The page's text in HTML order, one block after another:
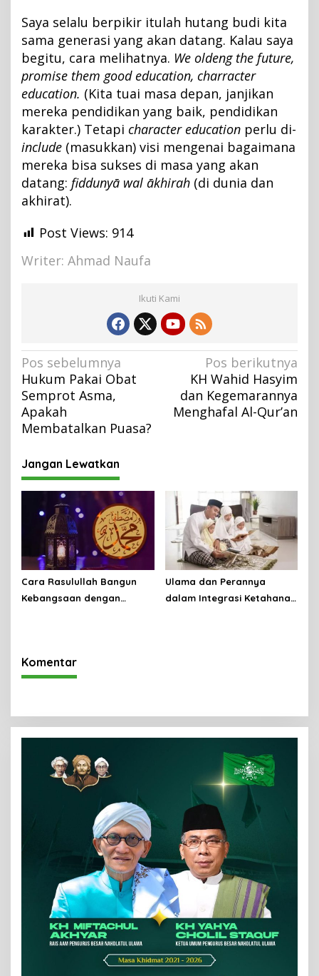
Saya selalu berpikir itulah hutang budi kita
sama generasi yang akan datang. Kalau saya
begitu, cara melihatnya. We oldeng the future,
promise them good education, charracter
education. (Kita tuai masa depan, janjikan
mereka pendidikan yang baik, pendidikan
karakter.) Tetapi character education perlu di-
include (masukkan) visi mengenai bagaimana
mereka bisa sukses di masa yang akan
datang: fiddunyā wal ākhirah (di dunia dan
akhirat).
Post Views: 914
Writer: Ahmad Naufa
Ikuti Kami
N
a
v
i
a
s
o
s
Pos sebelumnya
Hukum Pakai Obat
Semprot Asma,
Apakah
Membatalkan Puasa?
Pos berikutnya
KH Wahid Hasyim
dan Kegemarannya
Menghafal Al-Qur’an
Jangan Lewatkan
Cara Rasulullah Bangun
Kebangsaan dengan
Ulama dan Perannya
dalam Integrasi Ketahanan
Komentar